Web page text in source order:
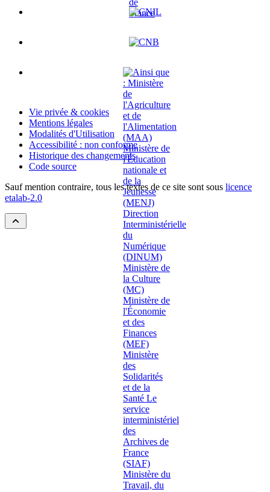
Vie privée & cookies
Mentions légales
Modalités d'Utilisation
Accessibilité : non conforme
Historique des changements
Code source
Sauf mention contraire, tous les textes de ce site sont sous licence
etalab-2.0